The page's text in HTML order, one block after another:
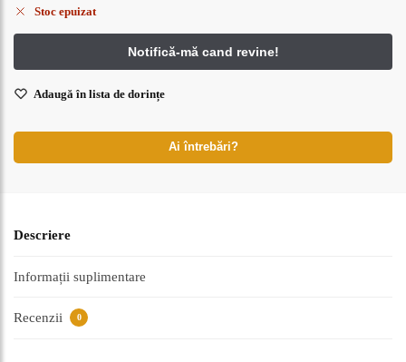
Stoc epuizat
Adaugă în lista de dorințe
Ai întrebări?
Descriere
Informații suplimentare
Recenzii 0